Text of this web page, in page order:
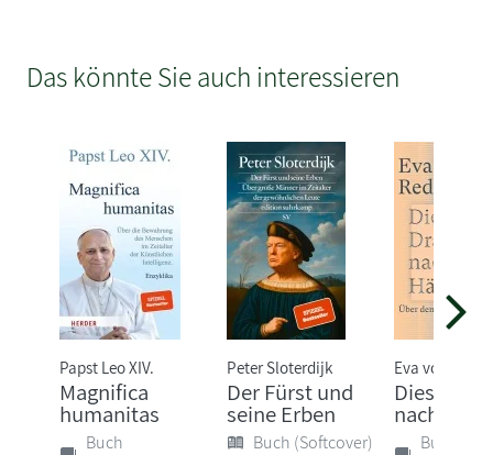
Das könnte Sie auch interessieren
Papst Leo XIV.
Magnifica
humanitas
Buch
Peter Sloterdijk
Der Fürst und
seine Erben
Buch (Softcover)
Eva von
Dieser
nach
Buch